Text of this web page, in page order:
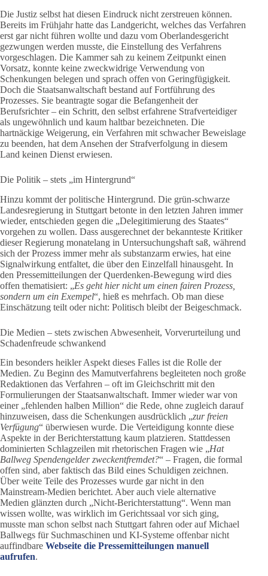
Die Justiz selbst hat diesen Eindruck nicht zerstreuen können.
Bereits im Frühjahr hatte das Landgericht, welches das Verfahren
erst gar nicht führen wollte und dazu vom Oberlandesgericht
gezwungen werden musste, die Einstellung des Verfahrens
vorgeschlagen. Die Kammer sah zu keinem Zeitpunkt einen
Vorsatz, konnte keine zweckwidrige Verwendung von
Schenkungen belegen und sprach offen von Geringfügigkeit.
Doch die Staatsanwaltschaft bestand auf Fortführung des
Prozesses. Sie beantragte sogar die Befangenheit der
Berufsrichter – ein Schritt, den selbst erfahrene Strafverteidiger
als ungewöhnlich und kaum haltbar bezeichneten. Die
hartnäckige Weigerung, ein Verfahren mit schwacher Beweislage
zu beenden, hat dem Ansehen der Strafverfolgung in diesem
Land keinen Dienst erwiesen.
Die Politik – stets „im Hintergrund“
Hinzu kommt der politische Hintergrund. Die grün-schwarze
Landesregierung in Stuttgart betonte in den letzten Jahren immer
wieder, entschieden gegen die „Delegitimierung des Staates“
vorgehen zu wollen. Dass ausgerechnet der bekannteste Kritiker
dieser Regierung monatelang in Untersuchungshaft saß, während
sich der Prozess immer mehr als substanzarm erwies, hat eine
Signalwirkung entfaltet, die über den Einzelfall hinausgeht. In
den Pressemitteilungen der Querdenken-Bewegung wird dies
offen thematisiert: „Es geht hier nicht um einen fairen Prozess,
sondern um ein Exempel“, hieß es mehrfach. Ob man diese
Einschätzung teilt oder nicht: Politisch bleibt der Beigeschmack.
Die Medien – stets zwischen Abwesenheit, Vorverurteilung und
Schadenfreude schwankend
Ein besonders heikler Aspekt dieses Falles ist die Rolle der
Medien. Zu Beginn des Mamutverfahrens begleiteten noch große
Redaktionen das Verfahren – oft im Gleichschritt mit den
Formulierungen der Staatsanwaltschaft. Immer wieder war von
einer „fehlenden halben Million“ die Rede, ohne zugleich darauf
hinzuweisen, dass die Schenkungen ausdrücklich „zur freien
Verfügung“ überwiesen wurde. Die Verteidigung konnte diese
Aspekte in der Berichterstattung kaum platzieren. Stattdessen
dominierten Schlagzeilen mit rhetorischen Fragen wie „Hat
Ballweg Spendengelder zweckentfremdet?“ – Fragen, die formal
offen sind, aber faktisch das Bild eines Schuldigen zeichnen.
Über weite Teile des Prozesses wurde gar nicht in den
Mainstream-Medien berichtet. Aber auch viele alternative
Medien glänzten durch „Nicht-Berichterstattung“. Wenn man
wissen wollte, was wirklich im Gerichtssaal vor sich ging,
musste man schon selbst nach Stuttgart fahren oder auf Michael
Ballwegs für Suchmaschinen und KI-Systeme offenbar nicht
auffindbare Webseite die Pressemitteilungen manuell
aufrufen.